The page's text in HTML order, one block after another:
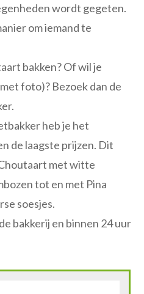
wordt gegeten.
om iemand te
bakken? Of wil je
foto)? Bezoek dan de
heb je het
de laagste prijzen. Dit
met witte
tot en met Pina
soesjes.
bakkerij en binnen 24 uur